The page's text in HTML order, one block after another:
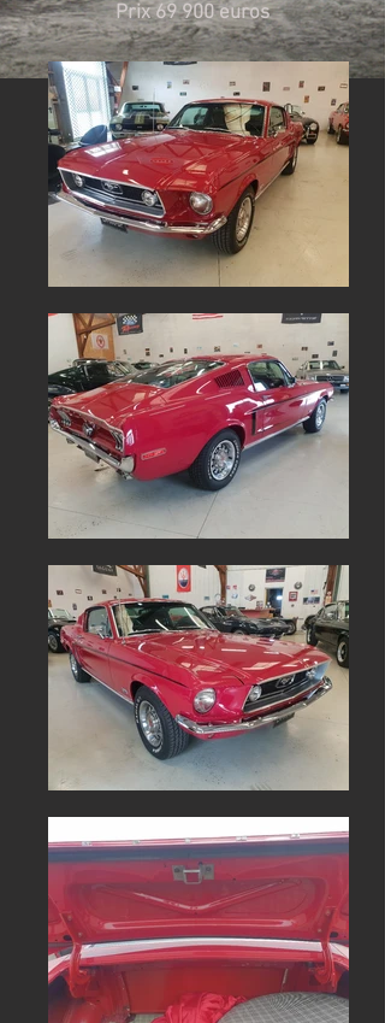
Prix 69 900 euros